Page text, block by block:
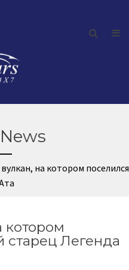
на котором поселился
котором
старец Легенда